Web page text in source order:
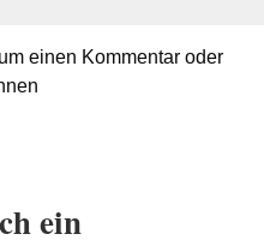
einen Kommentar oder
ein